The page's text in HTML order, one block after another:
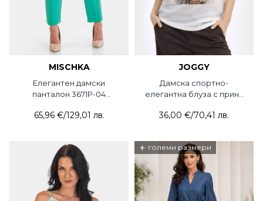
MISCHKA
Елегантен дамски
панталон 3671P-04
65,96 €/129,01 лв.
JOGGY
Дамска спортно-
елегантна блуза с принт
36,00 €/70,41 лв.
+ големи размери